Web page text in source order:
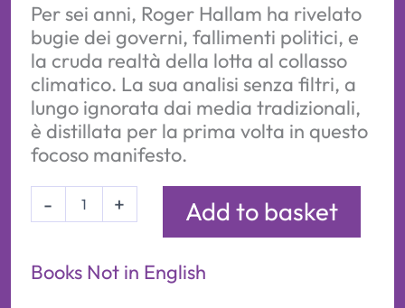
Per sei anni, Roger Hallam ha rivelato
bugie dei governi, fallimenti politici, e
la cruda realtà della lotta al collasso
climatico. La sua analisi senza filtri, a
lungo ignorata dai media tradizionali,
è distillata per la prima volta in questo
focoso manifesto.
-
Articoli
per
i
+ Add to basket
Books Not in English